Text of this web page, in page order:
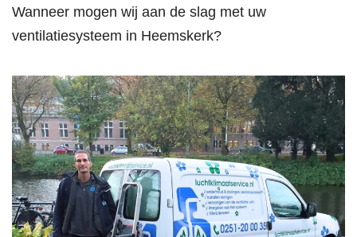
Wanneer mogen wij aan de slag met uw
ventilatiesysteem in Heemskerk?